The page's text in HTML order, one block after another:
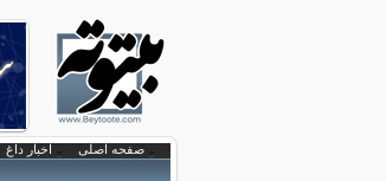
صفحه اصلی اخبار داغ